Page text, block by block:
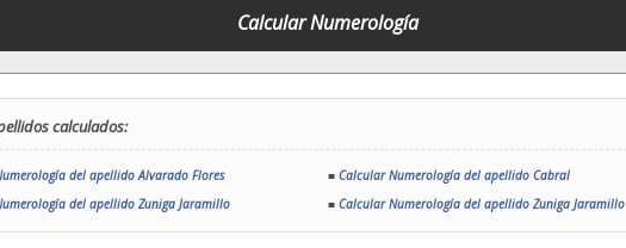
calculados:
del apellido Alvarado Flores ■ Calcular Numerología del apellido Cabral
del apellido Zuniga Jaramillo ■ Calcular Numerología del apellido Zuniga Jaramillo